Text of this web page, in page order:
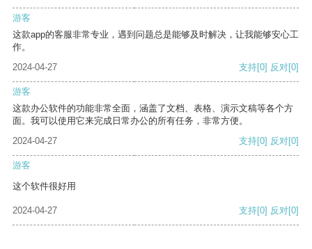
游客
这款app的客服非常专业，遇到问题总是能够及时解决，让我能够安心工
作。
2024-04-27
支持[0] 反对[0]
游客
这款办公软件的功能非常全面，涵盖了文档、表格、演示文稿等各个方
面。我可以使用它来完成日常办公的所有任务，非常方便。
2024-04-27
支持[0] 反对[0]
游客
这个软件很好用
2024-04-27 支持[0] 反对[0]